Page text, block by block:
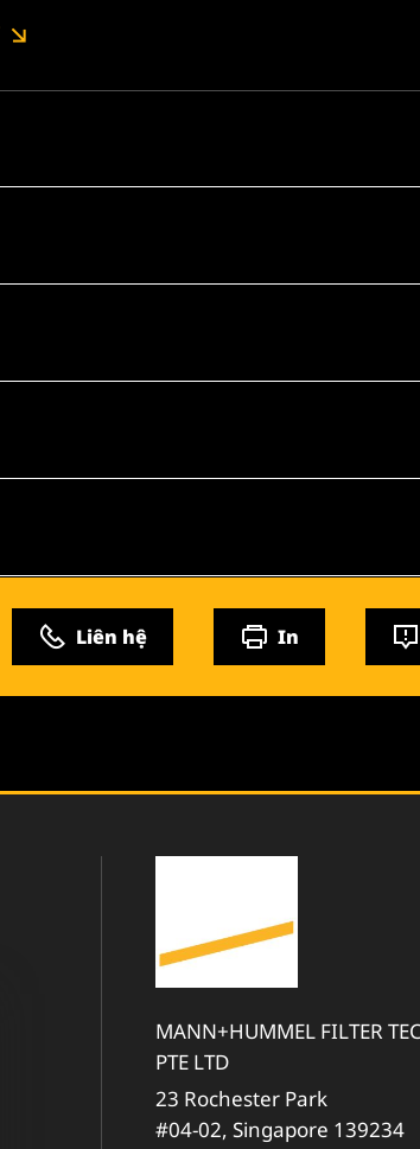
Liên hệ In
MANN+HUMMEL FILTER
PTE LTD
23 Rochester Park
#04-02, Singapore 139234